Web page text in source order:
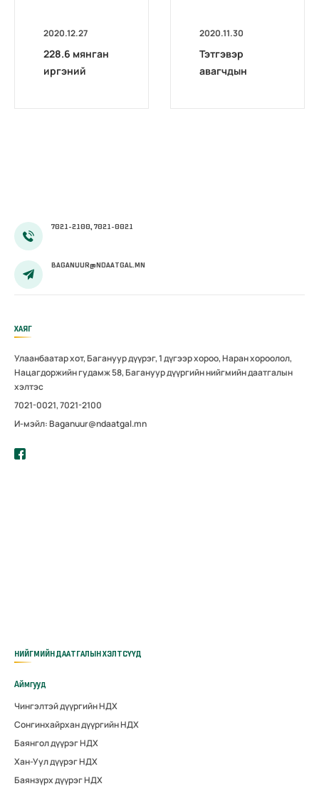
2020.12.27
228.6 мянган
иргэний
2020.11.30
Тэтгэвэр
авагчдын
7021-2100, 7021-0021
BAGANUUR@NDAATGAL.MN
ХАЯГ
Улаанбаатар хот, Багануур дүүрэг, 1 дүгээр хороо, Наран хороолол,
Нацагдоржийн гудамж 58, Багануур дүүргийн нийгмийн даатгалын
хэлтэс
7021-0021, 7021-2100
И-мэйл: Baganuur@ndaatgal.mn
НИЙГМИЙН ДААТГАЛЫН ХЭЛТСҮҮД
Аймгууд
Чингэлтэй дүүргийн НДХ
Сонгинхайрхан дүүргийн НДХ
Баянгол дүүрэг НДХ
Хан-Уул дүүрэг НДХ
Баянзүрх дүүрэг НДХ